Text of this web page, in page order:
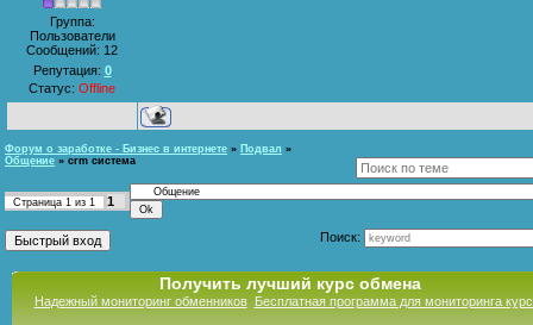
Группа:
Пользователи
Сообщений: 12
Репутация: 0
Статус: Offline
Форум о заработке - Бизнес в интернете » Подвал »
Общение » crm система
Страница 1 из 1 1
Поиск:
Получить лучший курс обмена
Надежный мониторинг обменников Бесплатная программа для мониторинга